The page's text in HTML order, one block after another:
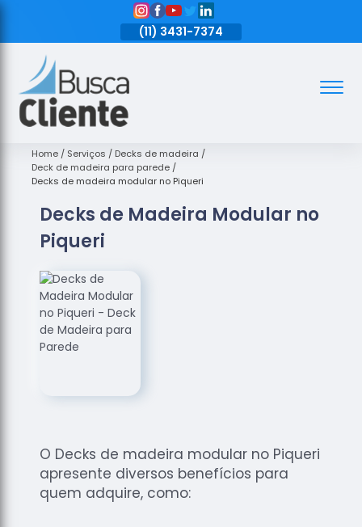
(11) 3431-7374
Assoalhos
de Madeira
Decks de
Empresas
de
de Madeira
Loja de
Assoalhos
Raspagem
Raspagem
de Tacos
de
Home Serviços
Decks de madeira
Deck de madeira para parede
Decks de madeira modular no Piqueri
Decks de Madeira Modular no
Piqueri
O Decks de madeira modular no Piqueri
apresente diversos benefícios para
quem adquire, como: